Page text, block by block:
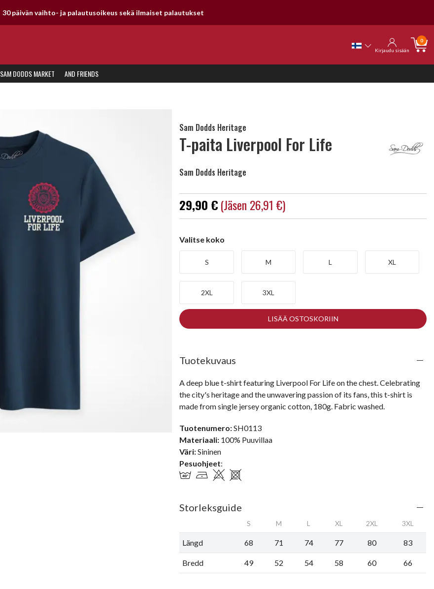
30 päivän vaihto- ja palautusoikeus sekä ilmaiset palautukset
Kirjaudu sisään
0
SAM DODDS MARKET AND FRIENDS
Sam Dodds Heritage
T-paita Liverpool For Life
Sam Dodds Heritage
29,90 €(jäsen 26,91 €)
Valitse koko
S M L XL
2XL 3XL
LISÄÄ OSTOSKORIIN
Tuotekuvaus
A deep blue t-shirt featuring Liverpool For Life on the chest. Celebrating
the city's heritage and the unwavering passion of its fans, this t-shirt is
made from single jersey organic cotton, 180g. Fabric washed.
Tuotenumero:SH0113
Materiaali: 100% Puuvillaa
Väri:Sininen
Pesuohjeet:
Storleksguide
S M L XL 2XL 3XL
Längd 68 71 74 77 80 83
Bredd 49 52 54 58 60 66